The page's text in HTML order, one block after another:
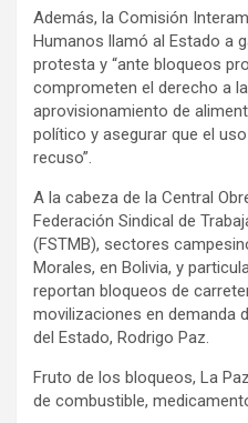
i
s
e
m
e
n
t
:
Además, la Comisión
Humanos llamó al Estado a
protesta y “ante bloqueos
comprometen el derecho a
aprovisionamiento de
político y asegurar que el
recuso”.
A la cabeza de la Central
Federación Sindical de
(FSTMB), sectores
Morales, en Bolivia, y
reportan bloqueos de
movilizaciones en demanda
del Estado, Rodrigo Paz.
Fruto de los bloqueos, La
de combustible,